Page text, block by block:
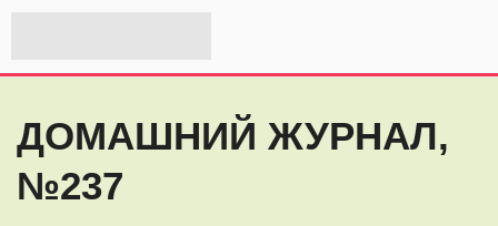
ДОМАШНИЙ ЖУРНАЛ,
№237